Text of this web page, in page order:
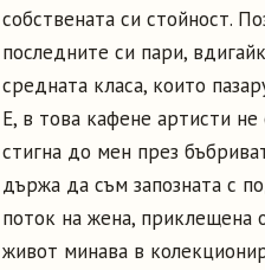
собствената си стойност.
последните си пари,
средната класа, които
Е, в това кафене артисти
стигна до мен през
държа да съм запозната с
поток на жена, приклещена
живот минава в